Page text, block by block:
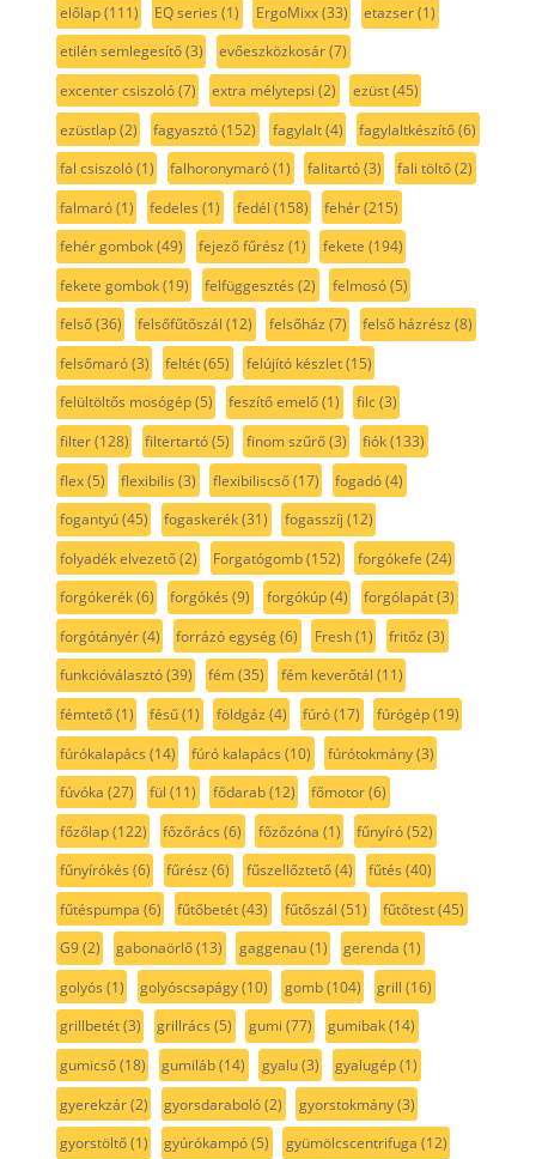
előlap(111) EQ series (1) ErgoMixx(33) etazser(1)
etilén semlegesítő(3) evőeszközkosár(7)
excenter csiszoló(7) extra mélytepsi (2) ezüst(45)
ezüstlap(2) fagyasztó(152) fagylalt(4) fagylaltkészítő(6)
fal csiszoló(1) falhoronymaró(1) falitartó(3) fali töltő(2)
falmaró(1) fedeles (1) fedél (158) fehér(215)
fehér gombok(49) fejező fűrész (1) fekete (194)
fekete gombok(19) felfüggesztés (2) felmosó(5)
felső(36) felsőfűtőszál (12) felsőház (7) felső házrész (8)
felsőmaró(3) feltét(65) felújító készlet(15)
felültöltős mosógép(5) feszítő emelő(1) filc(3)
filter(128) filtertartó(5) finom szűrő(3) fiók(133)
flex(5) flexibilis (3) flexibiliscső(17) fogadó(4)
fogantyú(45) fogaskerék(31) fogasszíj (12)
folyadék elvezető(2) Forgatógomb(152) forgókefe (24)
forgókerék(6) forgókés (9) forgókúp(4) forgólapát(3)
forgótányér(4) forrázó egység(6) Fresh(1) fritőz (3)
funkcióválasztó(39) fém(35) fém keverőtál (11)
fémtető(1) fésű(1) földgáz (4) fúró(17) fúrógép(19)
fúrókalapács (14) fúró kalapács (10) fúrótokmány(3)
fúvóka (27) fül (11) fődarab(12) főmotor(6)
főzőlap(122) főzőrács (6) főzőzóna (1) fűnyíró(52)
fűnyírókés (6) fűrész (6) fűszellőztető(4) fűtés (40)
fűtéspumpa (6) fűtőbetét(43) fűtőszál (51) fűtőtest(45)
G9(2) gabonaörlő(13) gaggenau(1) gerenda (1)
golyós (1) golyóscsapágy(10) gomb(104) grill (16)
grillbetét(3) grillrács (5) gumi (77) gumibak(14)
gumicső(18) gumiláb(14) gyalu(3) gyalugép(1)
gyerekzár(2) gyorsdaraboló(2) gyorstokmány(3)
gyorstöltő(1) gyúrókampó(5) gyümölcscentrifuga (12)